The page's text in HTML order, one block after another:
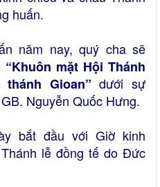
huấn.
năm nay, quý cha sẽ
“Khuôn mặt Hội Thánh
thánh Gioan”dưới sự
Nguyễn Quốc Hưng.
bắt đầu với Giờ kinh
lễ đồng tế do Đức